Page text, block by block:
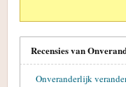
Recensies van
Onveranderlijk